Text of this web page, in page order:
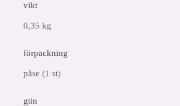
vikt
0,35 kg
förpackning
påse (1 st)
gtin